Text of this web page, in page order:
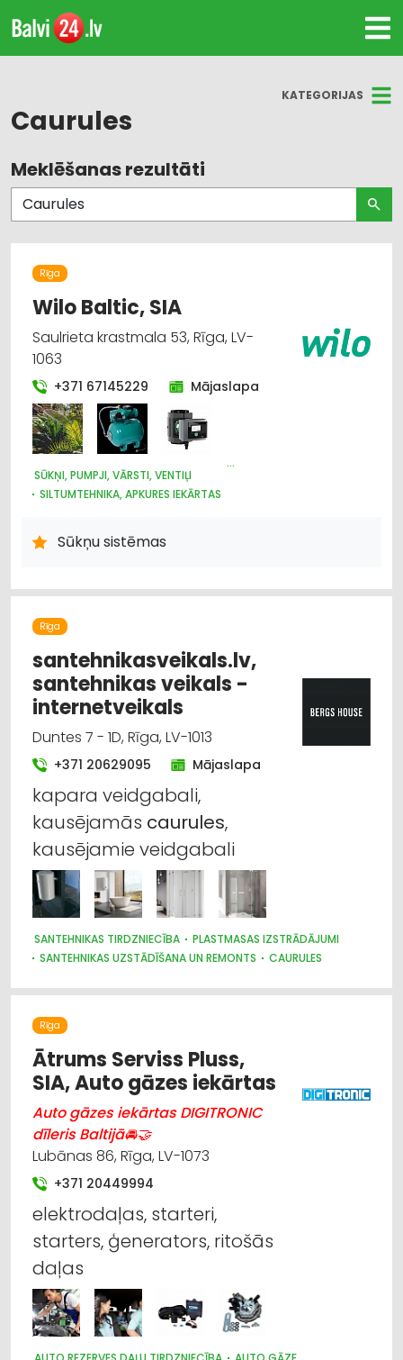
KATEGORIJAS
Caurules
Visas nozares
Metālizstrādājumi
Caurules
Metālapstrāde
Siltumapgāde un siltumtīkli
Sūkņi, pumpji, vārsti, ventiļi
Ūdensapgāde un kanalizācija
Hidrauliskās un pneimatiskās ierīces
Dārza tehnika un inventārs
Meklēšanas rezultāti
Rīga
Wilo Baltic, SIA
Saulrieta krastmala 53, Rīga, LV-
1063
+371 67145229 Mājaslapa
SŪKŅI, PUMPJI, VĀRSTI, VENTIĻI
SILTUMTEHNIKA, APKURES IEKĀRTAS
SILTUMAPGĀDE UN SILTUMTĪKLI
Sūkņu sistēmas
Rīga
santehnikasveikals.lv,
santehnikas veikals -
internetveikals
Duntes 7 - 1D, Rīga, LV-1013
+371 20629095 Mājaslapa
kapara veidgabali,
kausējamās caurules,
kausējamie veidgabali
SANTEHNIKAS TIRDZNIECĪBA
PLASTMASAS IZSTRĀDĀJUMI
SANTEHNIKAS UZSTĀDĪŠANA UN REMONTS
CAURULES
SILTUMAPGĀDE UN SILTUMTĪKLI
BŪVMATERIĀLU, BŪVKONSTRUKCIJU TIRDZNIECĪBA
SŪKŅI, PUMPJI, VĀRSTI, VENTIĻI
SILTUMTEHNIKA, APKURES IEKĀRTAS
CELTNIECĪBAS UN REMONTA DARBI
INTERNETVEIKALI, E-KOMERCIJA
Rīga
Ātrums Serviss Pluss,
SIA, Auto gāzes iekārtas
Auto gāzes iekārtas DIGITRONIC
dīleris Baltijā🚘🤝
Lubānas 86, Rīga, LV-1073
+371 20449994
elektrodaļas, starteri,
starters, ģenerators, ritošās
daļas